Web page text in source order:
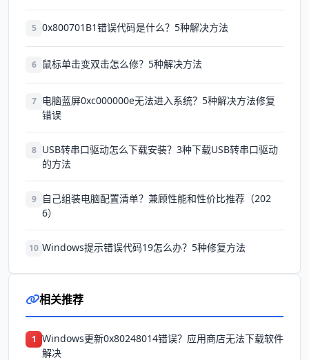
5 0x800701B1错误代码是什么？5种解决方法
6 鼠标单击变双击怎么修？5种解决方法
7 电脑蓝屏0xc000000e无法进入系统？5种解决方法修复
错误
8 USB转串口驱动怎么下载安装？3种下载USB转串口驱动
的方法
9
自己组装电脑配置清单？兼顾性能和性价比推荐（202
6）
10 Windows提示错误代码19怎么办？5种修复方法
相关推荐
1 Windows更新0x80248014错误？应用商店无法下载软件
解决